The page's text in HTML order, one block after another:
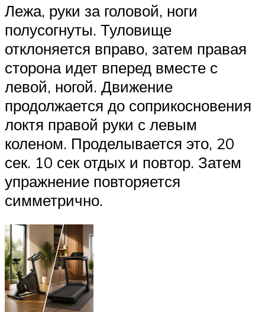
Лежа, руки за головой, ноги
полусогнуты. Туловище
отклоняется вправо, затем правая
сторона идет вперед вместе с
левой, ногой. Движение
продолжается до соприкосновения
локтя правой руки с левым
коленом. Проделывается это, 20
сек. 10 сек отдых и повтор. Затем
упражнение повторяется
симметрично.